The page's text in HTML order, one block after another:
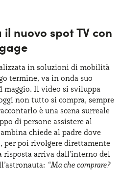
nuovo spot TV con
in soluzioni di mobilità
termine, va in onda suo
maggio. Il video si sviluppa
non tutto si compra, sempre
è una scena surreale
di persone assistere al
chiede al padre dove
per poi rivolgere direttamente
risposta arriva dall’interno del
“Ma che comprare?